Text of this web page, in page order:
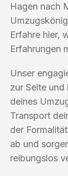
Hagen nach
Erfahre hier,
Erfahrungen
Unser
zur Seite
deines
Transport
der
ab und
reibungslos